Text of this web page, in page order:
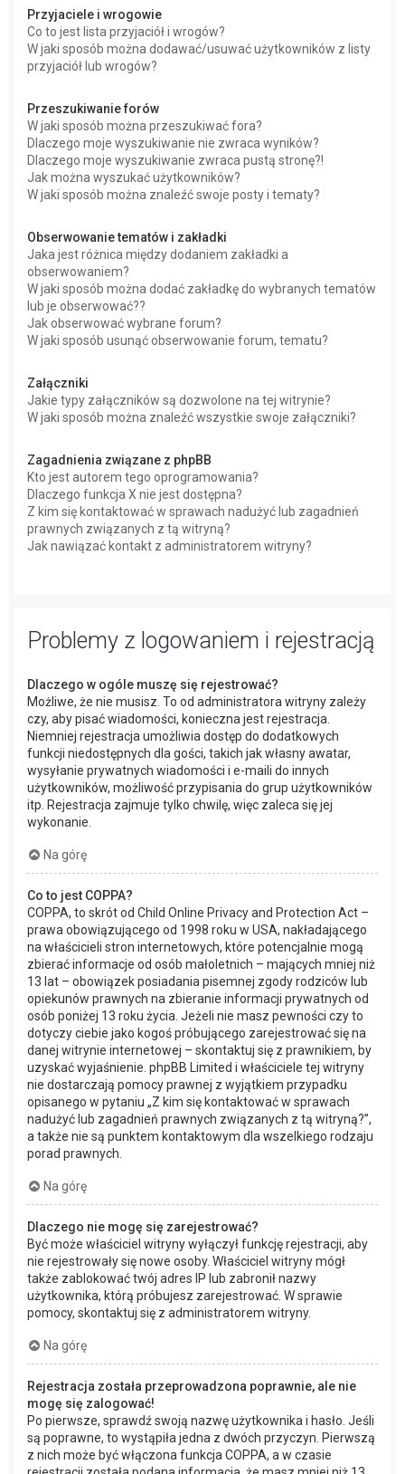
Przyjaciele i wrogowie
Co to jest lista przyjaciół i wrogów?
W jaki sposób można dodawać/usuwać użytkowników z listy
przyjaciół lub wrogów?
Przeszukiwanie forów
W jaki sposób można przeszukiwać fora?
Dlaczego moje wyszukiwanie nie zwraca wyników?
Dlaczego moje wyszukiwanie zwraca pustą stronę?!
Jak można wyszukać użytkowników?
W jaki sposób można znaleźć swoje posty i tematy?
Obserwowanie tematów i zakładki
Jaka jest różnica między dodaniem zakładki a
obserwowaniem?
W jaki sposób można dodać zakładkę do wybranych tematów
lub je obserwować??
Jak obserwować wybrane forum?
W jaki sposób usunąć obserwowanie forum, tematu?
Załączniki
Jakie typy załączników są dozwolone na tej witrynie?
W jaki sposób można znaleźć wszystkie swoje załączniki?
Zagadnienia związane z phpBB
Kto jest autorem tego oprogramowania?
Dlaczego funkcja X nie jest dostępna?
Z kim się kontaktować w sprawach nadużyć lub zagadnień
prawnych związanych z tą witryną?
Jak nawiązać kontakt z administratorem witryny?
Problemy z logowaniem i rejestracją
Dlaczego w ogóle muszę się rejestrować?
Możliwe, że nie musisz. To od administratora witryny zależy
czy, aby pisać wiadomości, konieczna jest rejestracja.
Niemniej rejestracja umożliwia dostęp do dodatkowych
funkcji niedostępnych dla gości, takich jak własny awatar,
wysyłanie prywatnych wiadomości i e-maili do innych
użytkowników, możliwość przypisania do grup użytkowników
itp. Rejestracja zajmuje tylko chwilę, więc zaleca się jej
wykonanie.
Na górę
Co to jest COPPA?
COPPA, to skrót od Child Online Privacy and Protection Act –
prawa obowiązującego od 1998 roku w USA, nakładającego
na właścicieli stron internetowych, które potencjalnie mogą
zbierać informacje od osób małoletnich – mających mniej niż
13 lat – obowiązek posiadania pisemnej zgody rodziców lub
opiekunów prawnych na zbieranie informacji prywatnych od
osób poniżej 13 roku życia. Jeżeli nie masz pewności czy to
dotyczy ciebie jako kogoś próbującego zarejestrować się na
danej witrynie internetowej – skontaktuj się z prawnikiem, by
uzyskać wyjaśnienie. phpBB Limited i właściciele tej witryny
nie dostarczają pomocy prawnej z wyjątkiem przypadku
opisanego w pytaniu „Z kim się kontaktować w sprawach
nadużyć lub zagadnień prawnych związanych z tą witryną?”,
a także nie są punktem kontaktowym dla wszelkiego rodzaju
porad prawnych.
Na górę
Dlaczego nie mogę się zarejestrować?
Być może właściciel witryny wyłączył funkcję rejestracji, aby
nie rejestrowały się nowe osoby. Właściciel witryny mógł
także zablokować twój adres IP lub zabronił nazwy
użytkownika, którą próbujesz zarejestrować. W sprawie
pomocy, skontaktuj się z administratorem witryny.
Na górę
Rejestracja została przeprowadzona poprawnie, ale nie
mogę się zalogować!
Po pierwsze, sprawdź swoją nazwę użytkownika i hasło. Jeśli
są poprawne, to wystąpiła jedna z dwóch przyczyn. Pierwszą
z nich może być włączona funkcja COPPA, a w czasie